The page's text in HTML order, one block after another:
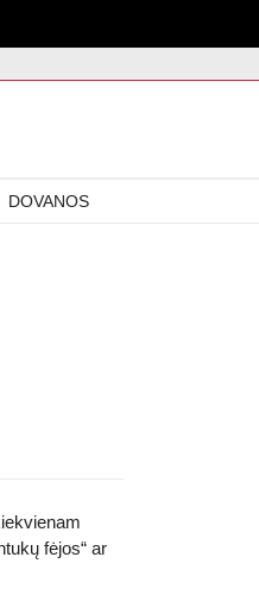
DOVANOS
fėjos“ ar